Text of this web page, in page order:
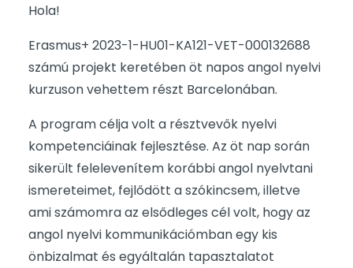
Hola!
Erasmus+ 2023-1-HU01-KA121-VET-000132688
számú projekt keretében öt napos angol nyelvi
kurzuson vehettem részt Barcelonában.
A program célja volt a résztvevők nyelvi
kompetenciáinak fejlesztése. Az öt nap során
sikerült felelevenítem korábbi angol nyelvtani
ismereteimet, fejlődött a szókincsem, illetve
ami számomra az elsődleges cél volt, hogy az
angol nyelvi kommunikációmban egy kis
önbizalmat és egyáltalán tapasztalatot